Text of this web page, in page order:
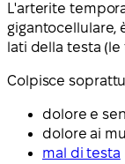
L'arterite
gigantocellulare,
lati della testa
Colpisce
dolore e
dolore ai
mal di testa